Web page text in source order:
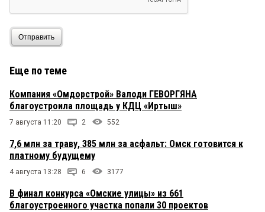
Отправить
Еще по теме
Компания «Омдорстрой» Валоди ГЕВОРГЯНА
благоустроила площадь у КДЦ «Иртыш»
7 августа 11:20 2 552
7,6 млн за траву, 385 млн за асфальт: Омск готовится к
платному будущему
4 августа 13:28 6 3177
В финал конкурса «Омские улицы» из 661
благоустроенного участка попали 30 проектов